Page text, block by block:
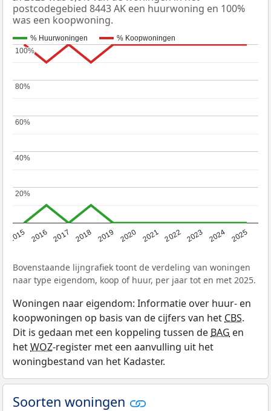
postcodegebied 8443 AK een huurwoning en 100%
was een koopwoning.
% Huurwoningen % Koopwoningen
2015 2016 2017 2018 2019 2020 2021 2022 2023 2024 2025
20%
20%
40%
40%
60%
60%
80%
80%
100%
100%
Bovenstaande lijngrafiek toont de verdeling van woningen
naar type eigendom, koop of huur, per jaar tot en met 2025.
Woningen naar eigendom: Informatie over huur- en
koopwoningen op basis van de cijfers van het CBS.
Dit is gedaan met een koppeling tussen de BAG en
hetWOZ-register met een aanvulling uit het
woningbestand van het Kadaster.
Soorten woningen